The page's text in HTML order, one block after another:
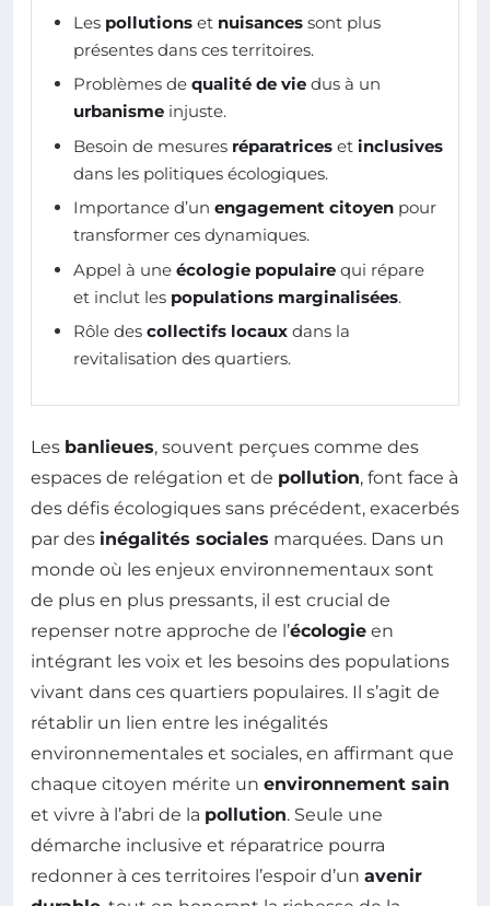
Les pollutions et nuisances sont plus
présentes dans ces territoires.
Problèmes de qualité de vie dus à un
urbanisme injuste.
Besoin de mesures réparatrices et inclusives
dans les politiques écologiques.
Importance d’un engagement citoyen pour
transformer ces dynamiques.
Appel à une écologie populaire qui répare
et inclut les populations marginalisées.
Rôle des collectifs locaux dans la
revitalisation des quartiers.
Les banlieues, souvent perçues comme des
espaces de relégation et de pollution, font face à
des défis écologiques sans précédent, exacerbés
par des inégalités sociales marquées. Dans un
monde où les enjeux environnementaux sont
de plus en plus pressants, il est crucial de
repenser notre approche de l’écologie en
intégrant les voix et les besoins des populations
vivant dans ces quartiers populaires. Il s’agit de
rétablir un lien entre les inégalités
environnementales et sociales, en affirmant que
chaque citoyen mérite un environnement sain
et vivre à l’abri de la pollution. Seule une
démarche inclusive et réparatrice pourra
redonner à ces territoires l’espoir d’un avenir